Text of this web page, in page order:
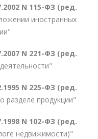
N 115-ФЗ (ред.
иностранных
N 221-ФЗ (ред.
N 225-ФЗ (ред.
разделе продукции"
N 102-ФЗ (ред.
недвижимости)"